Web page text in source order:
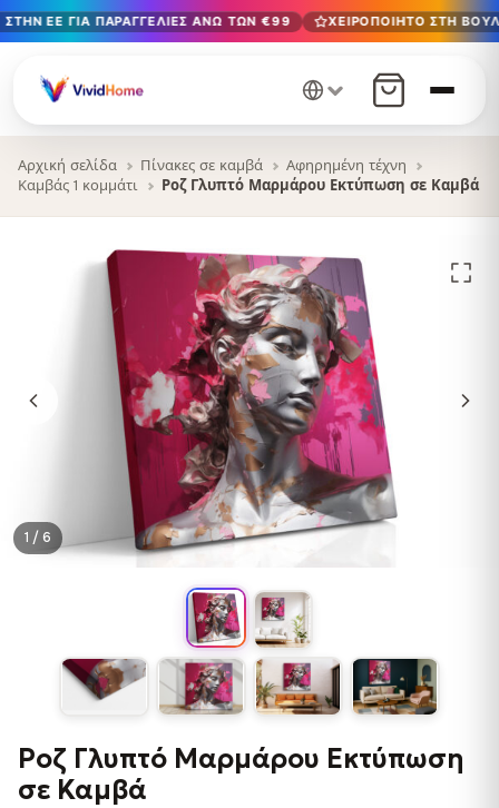
Δωρεάν παράδοση στην ΕΕ για παραγγελίες άνω των €99
Χειροποίητο στη Βουλγαρία · Παράδοση σε 1-7 ημέρες σε
12+ χρόνια χειροτεχνίας · Μόνο υλικά υψηλής ποιότητας
ΕΕ ΓΙΑ ΠΑΡΑΓΓΕΛΊΕΣ ΆΝΩ ΤΩΝ €99 ΧΕΙΡΟΠΟΊΗΤΟ ΣΤΗ
Αρχική σελίδα Πίνακες σε καμβά
Αφηρημένη τέχνη
Καμβάς 1 κομμάτι
Ροζ Γλυπτό Μαρμάρου Εκτύπωση σε Καμβά
1 / 6
Ροζ Γλυπτό Μαρμάρου Εκτύπωση
σε Καμβά